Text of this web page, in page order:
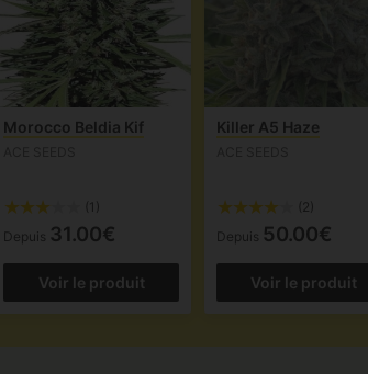
Morocco Beldia Kif
(1)
Depuis 31.00€
Voir le produit
Killer A5 Haze
(2)
Depuis 50.00€
Voir le produit